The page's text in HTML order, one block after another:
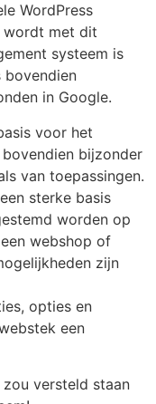
WordPress
wordt met dit
systeem is
bovendien
in Google.
voor het
bijzonder
van toepassingen.
sterke basis
worden op
webshop of
zijn
opties en
een
zou versteld staan